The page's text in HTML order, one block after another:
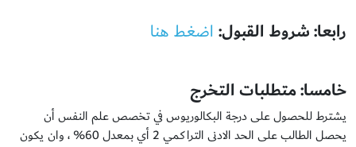
رابعا: شروط القبول: اضغط هنا
خامسا: متطلبات التخرج
يشترط للحصول على درجة البكالوريوس في تخصص علم النفس أن
يحصل الطالب على الحد الادنى التراكمي 2 أي بمعدل 60% ، وان يكون